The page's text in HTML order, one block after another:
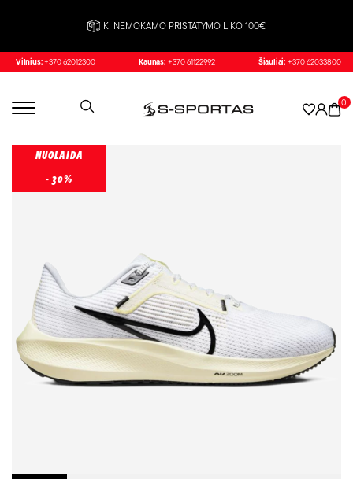
IKI NEMOKAMO PRISTATYMO LIKO 100€
Vilnius: +370 62012300 Kaunas: +370 61122992 Šiauliai: +370 62033800
0
NUOLAIDA
- 30%